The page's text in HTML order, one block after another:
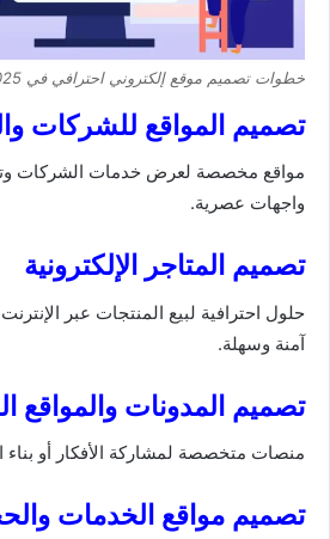
خطوات تصميم موقع إلكتروني احترافي في 2025
تصميم المواقع للشركات
مواقع مخصصة لعرض خدمات الشركات
واجهات عصرية.
تصميم المتاجر الإلكترونية
حلول احترافية لبيع المنتجات عبر
آمنة وسهلة.
تصميم المدونات والمواقع
منصات متخصصة لمشاركة الأفكار أو بناء
تصميم مواقع الخدمات